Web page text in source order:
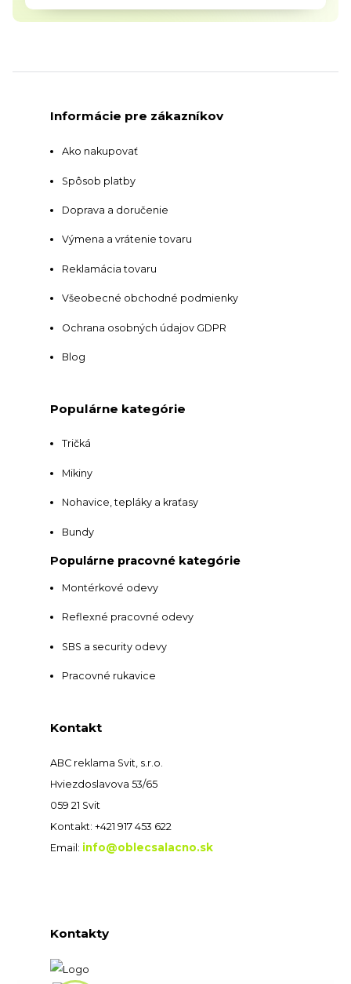
Informácie pre zákazníkov
Ako nakupovať
Spôsob platby
Doprava a doručenie
Výmena a vrátenie tovaru
Reklamácia tovaru
Všeobecné obchodné podmienky
Ochrana osobných údajov GDPR
Blog
Populárne kategórie
Tričká
Mikiny
Nohavice, tepláky a kraťasy
Bundy
Populárne pracovné kategórie
Montérkové odevy
Reflexné pracovné odevy
SBS a security odevy
Pracovné rukavice
Kontakt
ABC reklama Svit, s.r.o.
Hviezdoslavova 53/65
059 21 Svit
Kontakt: +421 917 453 622
Email: info@oblecsalacno.sk
Kontakty